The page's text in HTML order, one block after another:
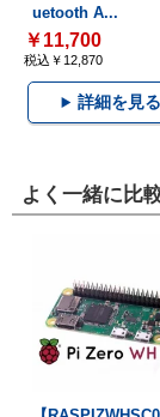
uetooth A...
￥11,700
税込￥12,870
詳細を見る
よく一緒に比